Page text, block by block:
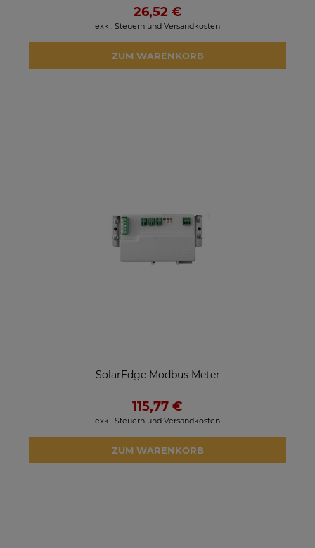
26,52 €
exkl. Steuern und Versandkosten
ZUM WARENKORB
SolarEdge Modbus Meter
115,77 €
exkl. Steuern und Versandkosten
ZUM WARENKORB